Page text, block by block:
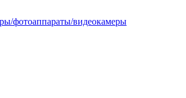
фотоаппараты/видеокамеры